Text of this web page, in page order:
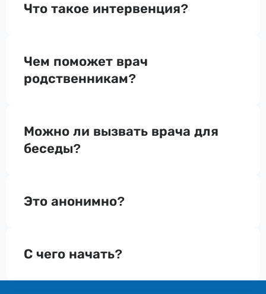
Что такое интервенция?
Чем поможет врач
родственникам?
Можно ли вызвать врача для
беседы?
Это анонимно?
С чего начать?